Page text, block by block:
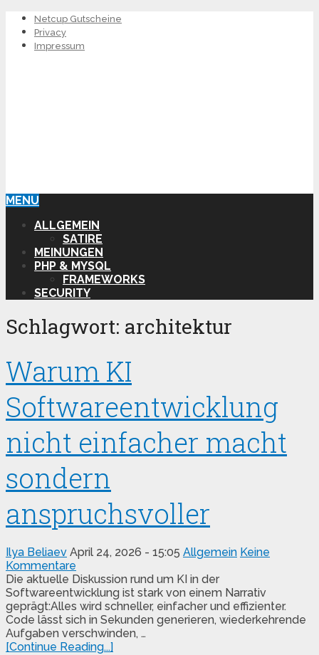
Netcup Gutscheine
Privacy
Impressum
MENU
ALLGEMEIN
SATIRE
MEINUNGEN
PHP & MYSQL
FRAMEWORKS
SECURITY
Schlagwort: architektur
Warum KI
Softwareentwicklung
nicht einfacher macht
sondern
anspruchsvoller
Ilya Beliaev April 24, 2026 - 15:05 Allgemein Keine
Kommentare
Die aktuelle Diskussion rund um KI in der
Softwareentwicklung ist stark von einem Narrativ
geprägt:Alles wird schneller, einfacher und effizienter.
Code lässt sich in Sekunden generieren, wiederkehrende
Aufgaben verschwinden, …
[Continue Reading...]